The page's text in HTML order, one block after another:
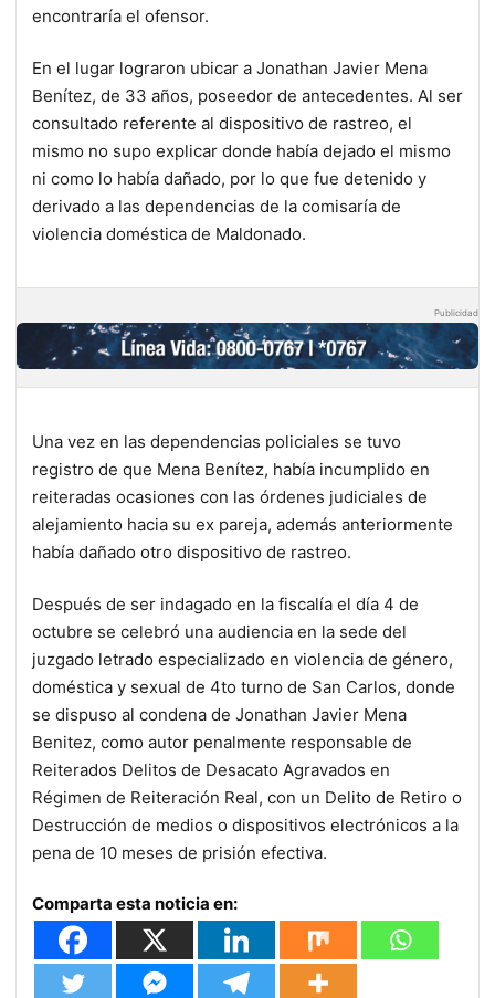
encontraría el ofensor.
En el lugar lograron ubicar a Jonathan Javier Mena
Benítez, de 33 años, poseedor de antecedentes. Al ser
consultado referente al dispositivo de rastreo, el
mismo no supo explicar donde había dejado el mismo
ni como lo había dañado, por lo que fue detenido y
derivado a las dependencias de la comisaría de
violencia doméstica de Maldonado.
Publicidad
Una vez en las dependencias policiales se tuvo
registro de que Mena Benítez, había incumplido en
reiteradas ocasiones con las órdenes judiciales de
alejamiento hacia su ex pareja, además anteriormente
había dañado otro dispositivo de rastreo.
Después de ser indagado en la fiscalía el día 4 de
octubre se celebró una audiencia en la sede del
juzgado letrado especializado en violencia de género,
doméstica y sexual de 4to turno de San Carlos, donde
se dispuso al condena de Jonathan Javier Mena
Benitez, como autor penalmente responsable de
Reiterados Delitos de Desacato Agravados en
Régimen de Reiteración Real, con un Delito de Retiro o
Destrucción de medios o dispositivos electrónicos a la
pena de 10 meses de prisión efectiva.
Comparta esta noticia en: